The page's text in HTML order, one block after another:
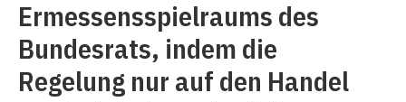
Ermessensspielraums des
Bundesrats, indem die
Regelung nur auf den Handel